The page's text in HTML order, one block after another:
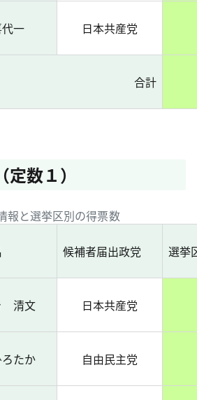
一 日本共産党
合計
数１）
と選挙区別の得票数
候補者届出政党 選挙
清文 日本共産党
たか 自由民主党